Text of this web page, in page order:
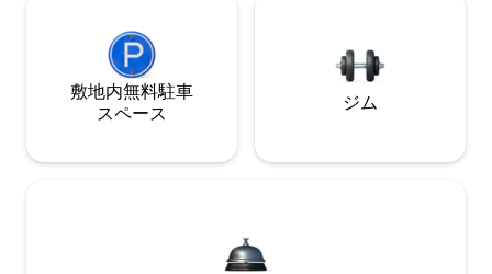
敷地内無料駐⁠車
ス⁠ペ⁠ー⁠ス
ジム